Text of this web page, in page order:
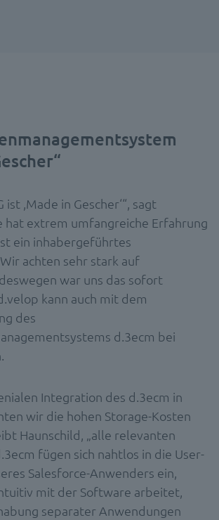
ist ,Made in Gescher‘“, sagt
hat extrem umfangreiche Erfahrung
ein inhabergeführtes
achten sehr stark auf
war uns das sofort
kann auch mit dem
des
d.3ecm bei
Integration des d.3ecm in
wir die hohen Storage-Kosten
Haunschild, „alle relevanten
fügen sich nahtlos in die User-
Salesforce-Anwenders ein,
mit der Software arbeitet,
separater Anwendungen